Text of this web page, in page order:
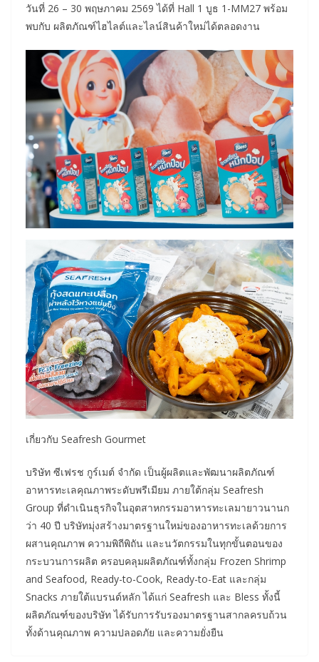
วันที่ 26 – 30 พฤษภาคม 2569 ได้ที่ Hall 1 บูธ 1-MM27 พร้อม
พบกับ ผลิตภัณฑ์ไฮไลต์และไลน์สินค้าใหม่ได้ตลอดงาน
เกี่ยวกับ Seafresh Gourmet
บริษัท ซีเฟรช กูร์เมต์ จำกัด เป็นผู้ผลิตและพัฒนาผลิตภัณฑ์
อาหารทะเลคุณภาพระดับพรีเมียม ภายใต้กลุ่ม Seafresh
Group ที่ดำเนินธุรกิจในอุตสาหกรรมอาหารทะเลมายาวนานก
ว่า 40 ปี บริษัทมุ่งสร้างมาตรฐานใหม่ของอาหารทะเลด้วยการ
ผสานคุณภาพ ความพิถีพิถัน และนวัตกรรมในทุกขั้นตอนของ
กระบวนการผลิต ครอบคลุมผลิตภัณฑ์ทั้งกลุ่ม Frozen Shrimp
and Seafood, Ready-to-Cook, Ready-to-Eat และกลุ่ม
Snacks ภายใต้แบรนด์หลัก ได้แก่ Seafresh และ Bless ทั้งนี้
ผลิตภัณฑ์ของบริษัท ได้รับการรับรองมาตรฐานสากลครบถ้วน
ทั้งด้านคุณภาพ ความปลอดภัย และความยั่งยืน